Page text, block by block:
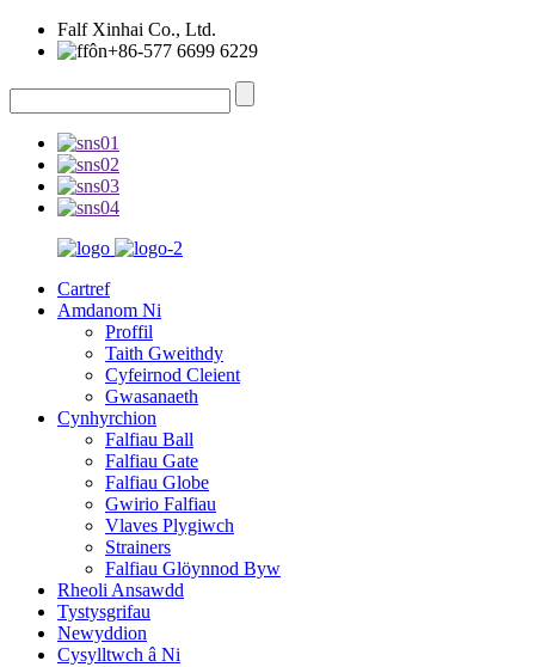
Falf Xinhai Co., Ltd.
+86-577 6699 6229
Cartref
Amdanom Ni
Proffil
Taith Gweithdy
Cyfeirnod Cleient
Gwasanaeth
Cynhyrchion
Falfiau Ball
Falfiau Gate
Falfiau Globe
Gwirio Falfiau
Vlaves Plygiwch
Strainers
Falfiau Glöynnod Byw
Rheoli Ansawdd
Tystysgrifau
Newyddion
Cysylltwch â Ni